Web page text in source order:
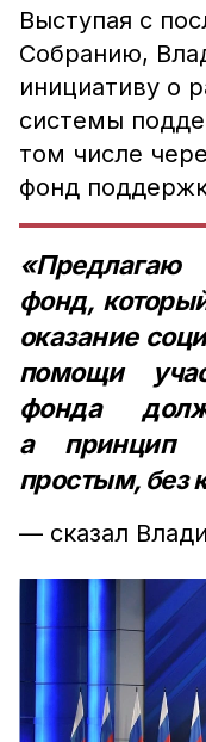
Выступая с
Собранию,
инициативу о
системы
том числе
фонд
«Предлагаю
фонд,
оказание
помощи
фонда
а принцип
простым, без
— сказал